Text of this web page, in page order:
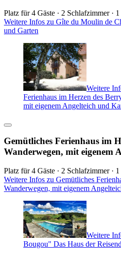
Platz für 4 Gäste · 2 Schlafzimmer ·
Weitere Infos zu Gîte du Moulin de
und Garten
Weitere
Ferienhaus im Herzen des
mit eigenem Angelteich und
Gemütliches Ferienhaus im
Wanderwegen, mit eigenem
Platz für 4 Gäste · 2 Schlafzimmer ·
Weitere Infos zu Gemütliches
Wanderwegen, mit eigenem
Weitere
Bougou" Das Haus der